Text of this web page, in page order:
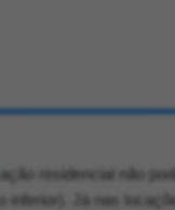
residencial não
inferior). Já nas